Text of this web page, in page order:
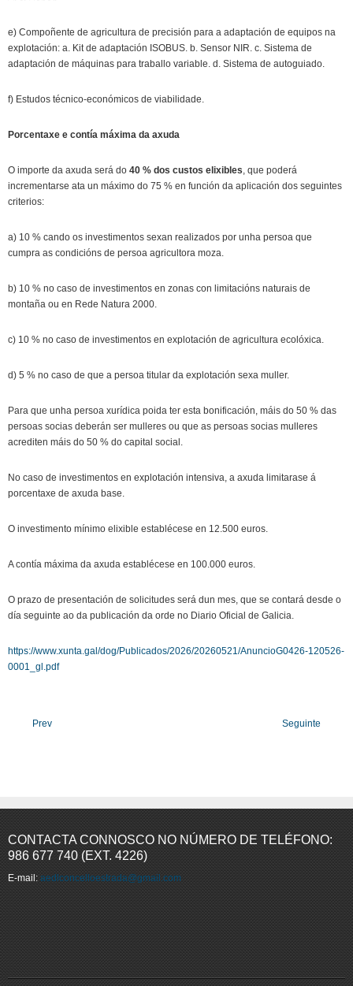
e) Compoñente de agricultura de precisión para a adaptación de equipos na
explotación: a. Kit de adaptación ISOBUS. b. Sensor NIR. c. Sistema de
adaptación de máquinas para traballo variable. d. Sistema de autoguiado.
f) Estudos técnico-económicos de viabilidade.
Porcentaxe e contía máxima da axuda
O importe da axuda será do 40 % dos custos elixibles, que poderá
incrementarse ata un máximo do 75 % en función da aplicación dos seguintes
criterios:
a) 10 % cando os investimentos sexan realizados por unha persoa que
cumpra as condicións de persoa agricultora moza.
b) 10 % no caso de investimentos en zonas con limitacións naturais de
montaña ou en Rede Natura 2000.
c) 10 % no caso de investimentos en explotación de agricultura ecolóxica.
d) 5 % no caso de que a persoa titular da explotación sexa muller.
Para que unha persoa xurídica poida ter esta bonificación, máis do 50 % das
persoas socias deberán ser mulleres ou que as persoas socias mulleres
acrediten máis do 50 % do capital social.
No caso de investimentos en explotación intensiva, a axuda limitarase á
porcentaxe de axuda base.
O investimento mínimo elixible establécese en 12.500 euros.
A contía máxima da axuda establécese en 100.000 euros.
O prazo de presentación de solicitudes será dun mes, que se contará desde o
día seguinte ao da publicación da orde no Diario Oficial de Galicia.
https://www.xunta.gal/dog/Publicados/2026/20260521/AnuncioG0426-120526-
0001_gl.pdf
Prev Seguinte
CONTACTA CONNOSCO NO NÚMERO DE TELÉFONO:
986 677 740 (EXT. 4226)
E-mail: aedlconcelloestrada@gmail.com